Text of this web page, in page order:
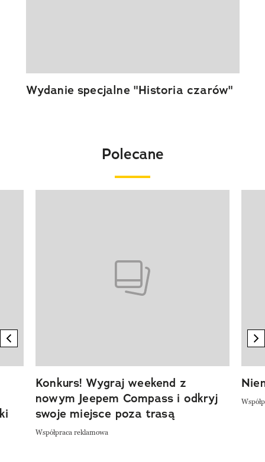
Wydanie specjalne "Historia czarów"
Polecane
previous element
Konkurs! Wygraj weekend z
nowym Jeepem Compass i odkryj
swoje miejsce poza trasą
Współpraca reklamowa